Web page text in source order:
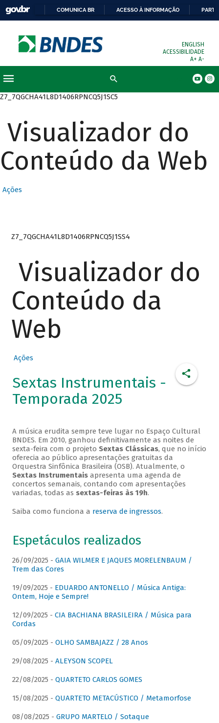
COMUNICA BR ACESSO À INFORMAÇÃO
ENGLISH
ACESSIBILIDADE
A+ A-
Z7_7QGCHA41L8D1406RPNCQ5J1SC5
Visualizador do
Conteúdo da Web
Ações
Z7_7QGCHA41L8D1406RPNCQ5J1SS4
Visualizador do
Conteúdo da
Web
Ações
Sextas Instrumentais -
Temporada 2025
A música erudita sempre teve lugar no Espaço Cultural
BNDES. Em 2010, ganhou definitivamente as noites de
sexta-feira com o projeto Sextas Clássicas, que no início
oferecia ao público apresentações gratuitas da
Orquestra Sinfônica Brasileira (OSB). Atualmente, o
Sextas Instrumentaisapresenta uma agenda de
concertos semanais, contando com apresentações
variadas, todas as sextas-feiras às 19h.
Saiba como funciona a reserva de ingressos.
Espetáculos realizados
26/09/2025 - GAIA WILMER E JAQUES MORELENBAUM /
Trem das Cores
19/09/2025 - EDUARDO ANTONELLO / Música Antiga:
Ontem, Hoje e Sempre!
12/09/2025 - CIA BACHIANA BRASILEIRA / Música para
Cordas
05/09/2025 - OLHO SAMBAJAZZ / 28 Anos
29/08/2025 - ALEYSON SCOPEL
22/08/2025 - QUARTETO CARLOS GOMES
15/08/2025 - QUARTETO METACÚSTICO / Metamorfose
08/08/2025 - GRUPO MARTELO / Sotaque